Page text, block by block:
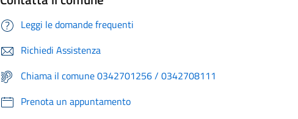
Leggi le domande frequenti
Richiedi Assistenza
Chiama il comune 0342701256 / 0342708111
Prenota un appuntamento